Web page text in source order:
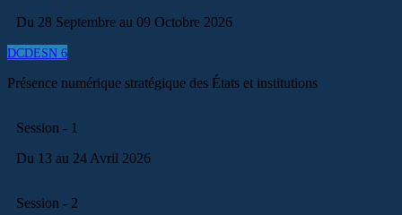
Du 28 Septembre au 09 Octobre 2026
DCDESN 6
Présence numérique stratégique des États et institutions
Session - 1
Du 13 au 24 Avril 2026
Session - 2